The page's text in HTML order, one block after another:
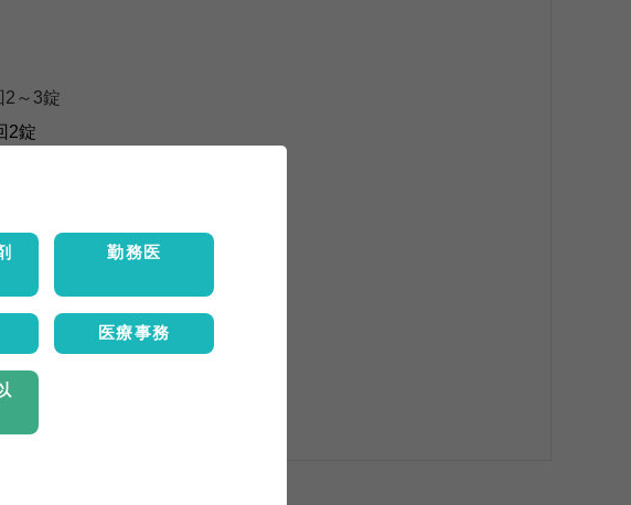
2～3錠
2錠
錠2.5mg. ＝ 1 : 1〜1.5
って適宜変更する必要がある。
勤務医
医療事務